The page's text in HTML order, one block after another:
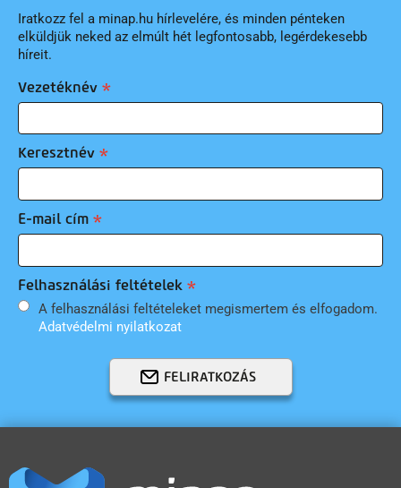
Iratkozz fel a minap.hu hírlevelére, és minden pénteken
elküldjük neked az elmúlt hét legfontosabb, legérdekesebb
híreit.
Vezetéknév
Keresztnév
E-mail cím
Felhasználási feltételek
A felhasználási feltételeket megismertem és elfogadom.
Adatvédelmi nyilatkozat
FELIRATKOZÁS